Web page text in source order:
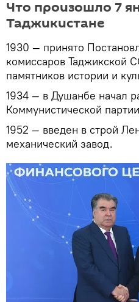
Что произошло 7
Таджикистане
1930 — принято
комиссаров Таджикской
памятников истории и
1934 — в Душанбе начал
Коммунистической
1952 — введен в строй
механический завод.